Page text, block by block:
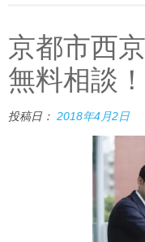
京都市西
無料相談
投稿日： 2018年4月2日